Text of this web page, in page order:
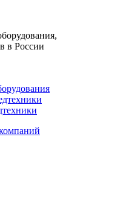
в России